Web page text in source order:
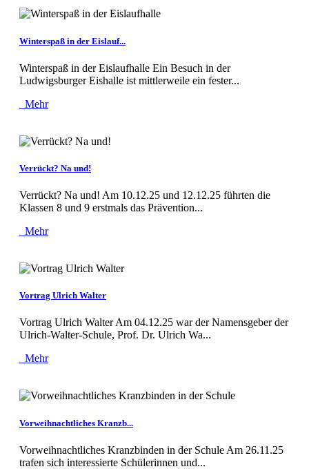
Winterspaß in der Eislauf...
Winterspaß in der Eislaufhalle Ein Besuch in der
Ludwigsburger Eishalle ist mittlerweile ein fester...
Mehr
Verrückt? Na und!
Verrückt? Na und! Am 10.12.25 und 12.12.25 führten die
Klassen 8 und 9 erstmals das Prävention...
Mehr
Vortrag Ulrich Walter
Vortrag Ulrich Walter Am 04.12.25 war der Namensgeber der
Ulrich-Walter-Schule, Prof. Dr. Ulrich Wa...
Mehr
Vorweihnachtliches Kranzb...
Vorweihnachtliches Kranzbinden in der Schule Am 26.11.25
trafen sich interessierte Schülerinnen und...